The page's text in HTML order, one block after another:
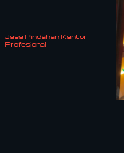
Jasa Pindahan Kantor
Profesional